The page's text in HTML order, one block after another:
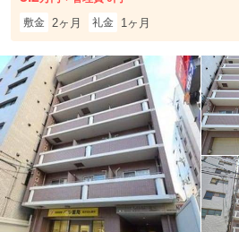
敷金
2ヶ月 礼金 1ヶ月